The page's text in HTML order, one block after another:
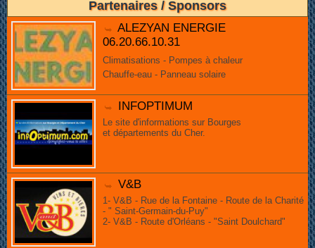
Partenaires / Sponsors
ALEZYAN ENERGIE
06.20.66.10.31
Climatisations - Pompes à chaleur
Chauffe-eau - Panneau solaire
INFOPTIMUM
Le site d'informations sur Bourges
et départements du Cher.
V&B
1- V&B - Rue de la Fontaine - Route de la Charité
- " Saint-Germain-du-Puy"
2- V&B - Route d'Orléans - "Saint Doulchard"